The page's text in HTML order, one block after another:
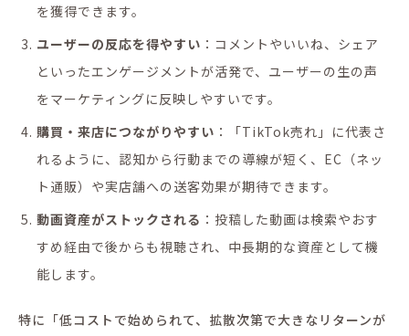
を獲得できます。
ユーザーの反応を得やすい ：コメントやいいね、シェア
といったエンゲージメントが活発で、ユーザーの生の声
をマーケティングに反映しやすいです。
購買・来店につながりやすい ：「TikTok売れ」に代表さ
れるように、認知から行動までの導線が短く、EC（ネッ
ト通販）や実店舗への送客効果が期待できます。
動画資産がストックされる ：投稿した動画は検索やおす
すめ経由で後からも視聴され、中長期的な資産として機
能します。
特に「低コストで始められて、拡散次第で大きなリターンが